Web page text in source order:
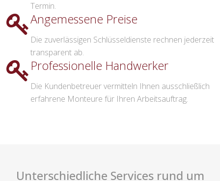
Termin.
Angemessene Preise
Die zuverlässigen Schlüsseldienste rechnen jederzeit
transparent ab.
Professionelle Handwerker
Die Kundenbetreuer vermitteln Ihnen ausschließlich
erfahrene Monteure für Ihren Arbeitsauftrag.
Unterschiedliche Services rund um